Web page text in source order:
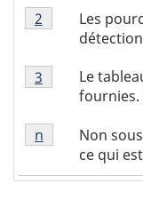
note
de
1
Tableau
2
note
de
2
Les
Retour à la
2 referrer
Tableau
2
note
de
3
Le
fournies.
Retour à la
3 referrer
Tableau
2
note
Non
ce qui
Retour à la
n referrer